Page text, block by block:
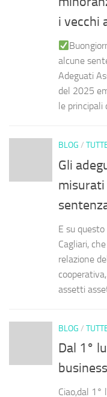
i vecchi
alcune
Adeguati
del 2025
le
BLOG /
Gli
misurati
E su
Cagliari,
relazione
assetti
BLOG /
Dal 1°
Ciao,dal